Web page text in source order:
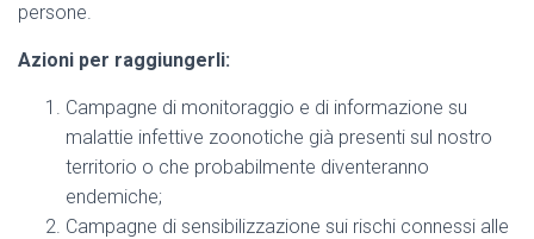
persone.
Azioni per raggiungerli:
Campagne di monitoraggio e di informazione su
malattie infettive zoonotiche già presenti sul nostro
territorio o che probabilmente diventeranno
endemiche;
Campagne di sensibilizzazione sui rischi connessi alle